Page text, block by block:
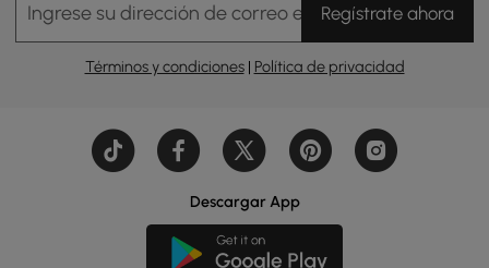
Ingrese su dirección de correo electrónicoRegístrate ahora
Términos y condiciones| Política de privacidad
Descargar App